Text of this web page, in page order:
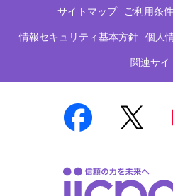
サイトマップ ご利用条
情報セキュリティ基本方針 個人
関連サイ